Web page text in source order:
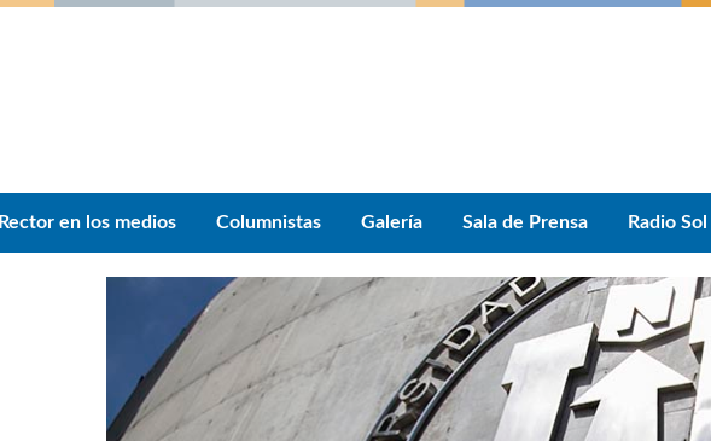
Rector en los medios Columnistas Galería Sala de Prensa Radio Sol